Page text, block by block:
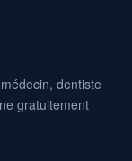
dentiste
gratuitement